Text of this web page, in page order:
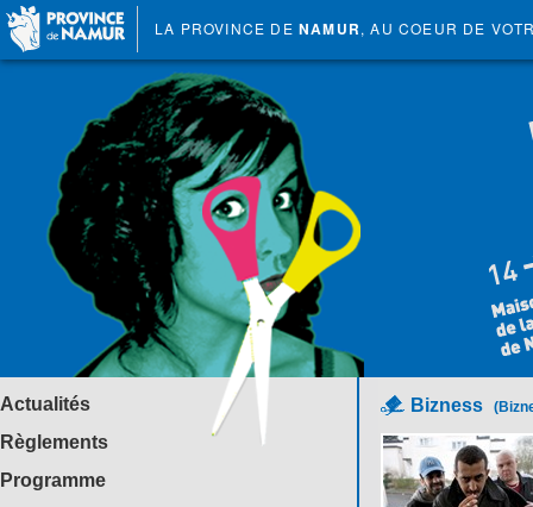
LA PROVINCE DE NAMUR, AU COEUR DE
Actualités
Règlements
Programme
Bizness